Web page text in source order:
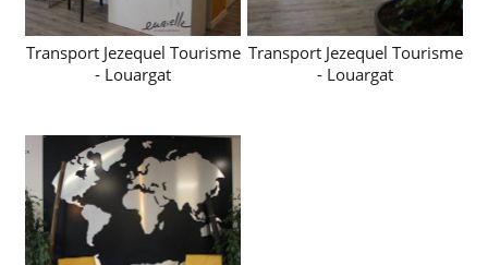
Transport Jezequel Tourisme
- Louargat
Transport Jezequel Tourisme
- Louargat